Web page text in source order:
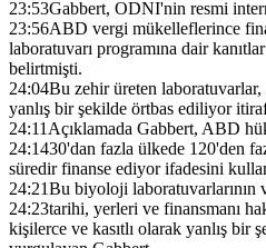
23:53Gabbert, ODNI'nin resmi
23:56ABD vergi mükelleflerince
laboratuvarı programına dair
belirtmişti.
24:04Bu zehir üreten
yanlış bir şekilde örtbas ediliyor
24:11Açıklamada Gabbert, ABD
24:1430'dan fazla ülkede 120'den
süredir finanse ediyor ifadesini
24:21Bu biyoloji laboratuvarlarının
24:23tarihi, yerleri ve finansmanı
kişilerce ve kasıtlı olarak yanlış bir